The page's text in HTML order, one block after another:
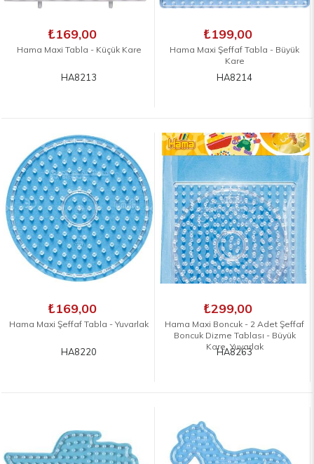
Hama Maxi Tabla - Küçük Kare
HA8213
₺169,00
Hama Maxi Şeffaf Tabla - Büyük
Kare
HA8214
₺199,00
Hama Maxi Şeffaf Tabla - Yuvarlak
HA8220
₺169,00
Hama Maxi Boncuk - 2 Adet Şeffaf
Boncuk Dizme Tablası - Büyük
Kare, Yuvarlak
HA8263
₺299,00